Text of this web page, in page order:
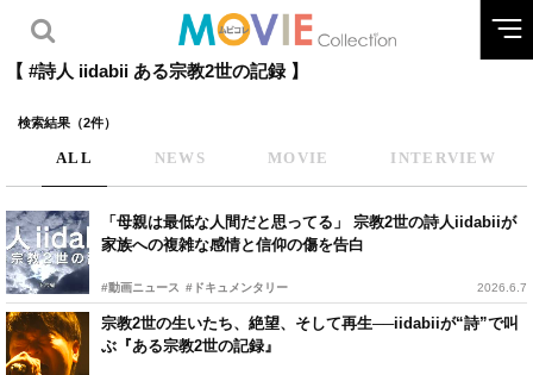
【 #詩人 iidabii ある宗教2世の記録 】
検索結果（2件）
ALL NEWS MOVIE INTERVIEW
「母親は最低な人間だと思ってる」 宗教2世の詩人iidabiiが
家族への複雑な感情と信仰の傷を告白
#動画ニュース #ドキュメンタリー 2026.6.7
宗教2世の生いたち、絶望、そして再生──iidabiiが“詩”で叫
ぶ『ある宗教2世の記録』